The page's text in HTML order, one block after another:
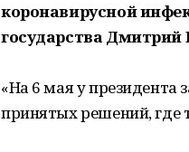
коронавирусной
государства Дмитрий
«На 6 мая у президента
принятых решений, где